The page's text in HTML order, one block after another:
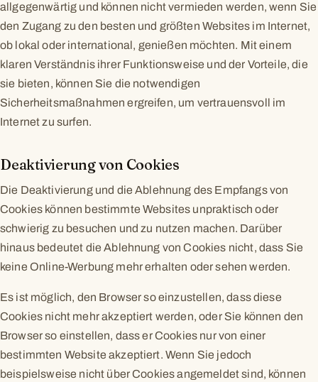
allgegenwärtig und können nicht vermieden werden, wenn Sie
den Zugang zu den besten und größten Websites im Internet,
ob lokal oder international, genießen möchten. Mit einem
klaren Verständnis ihrer Funktionsweise und der Vorteile, die
sie bieten, können Sie die notwendigen
Sicherheitsmaßnahmen ergreifen, um vertrauensvoll im
Internet zu surfen.
Deaktivierung von Cookies
Die Deaktivierung und die Ablehnung des Empfangs von
Cookies können bestimmte Websites unpraktisch oder
schwierig zu besuchen und zu nutzen machen. Darüber
hinaus bedeutet die Ablehnung von Cookies nicht, dass Sie
keine Online-Werbung mehr erhalten oder sehen werden.
Es ist möglich, den Browser so einzustellen, dass diese
Cookies nicht mehr akzeptiert werden, oder Sie können den
Browser so einstellen, dass er Cookies nur von einer
bestimmten Website akzeptiert. Wenn Sie jedoch
beispielsweise nicht über Cookies angemeldet sind, können